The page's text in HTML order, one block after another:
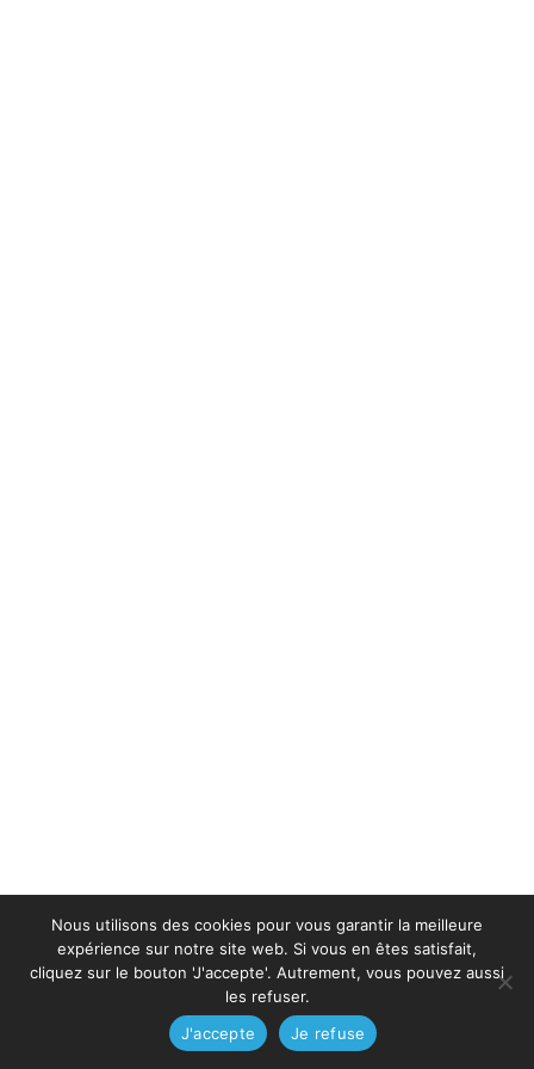
Nous utilisons des cookies pour vous garantir la meilleure
expérience sur notre site web. Si vous en êtes satisfait,
cliquez sur le bouton 'J'accepte'. Autrement, vous pouvez aussi
les refuser.
J'accepte
Je refuse